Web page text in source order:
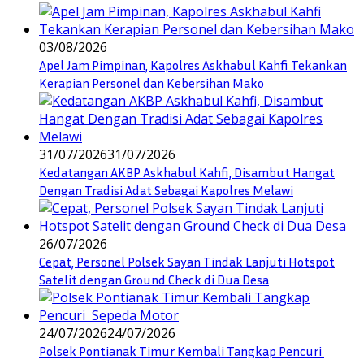
03/08/2026
Apel Jam Pimpinan, Kapolres Askhabul Kahfi Tekankan
Kerapian Personel dan Kebersihan Mako
31/07/202631/07/2026
Kedatangan AKBP Askhabul Kahfi, Disambut Hangat
Dengan Tradisi Adat Sebagai Kapolres Melawi
26/07/2026
Cepat, Personel Polsek Sayan Tindak Lanjuti Hotspot
Satelit dengan Ground Check di Dua Desa
24/07/202624/07/2026
Polsek Pontianak Timur Kembali Tangkap Pencuri